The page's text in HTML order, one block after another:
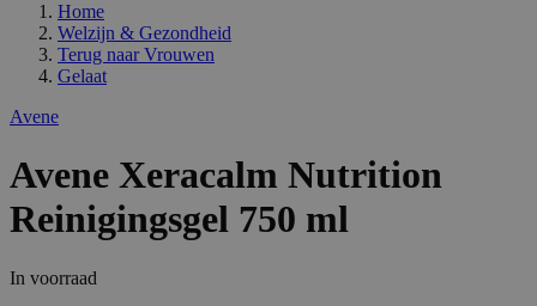
Home
Welzijn & Gezondheid
Terug naar Vrouwen
Gelaat
Avene
Avene Xeracalm Nutrition
Reinigingsgel 750 ml
In voorraad